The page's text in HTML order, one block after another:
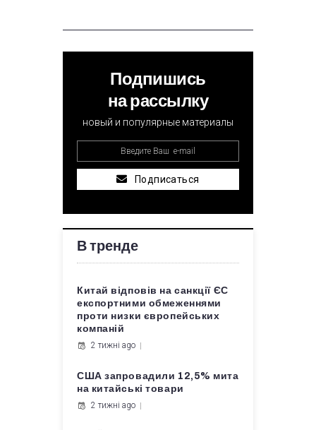
Подпишись
на рассылку
новый и популярные материалы
Подписаться
В тренде
Китай відповів на санкції ЄС
експортними обмеженнями
проти низки європейських
компаній
2 тижні ago
США запровадили 12,5% мита
на китайські товари
2 тижні ago